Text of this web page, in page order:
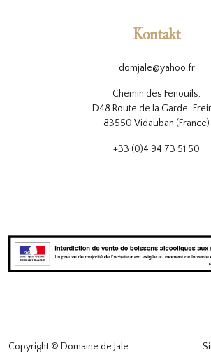
Kontakt
domjale@yahoo.fr
Chemin des Fenouils,
D48 Route de la Garde-
83550 Vidauban (France)
+33 (0)4 94 73 51 50
Copyright © Domaine de Jale -